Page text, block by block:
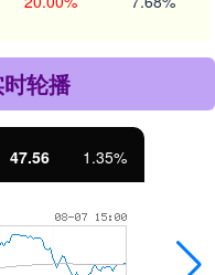
轮播
12.30 0.17%